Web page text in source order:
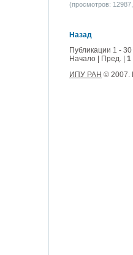
(просмотров:
Назад
Публикации 1 -
Начало | Пред. | 1
ИПУ РАН © 2007.